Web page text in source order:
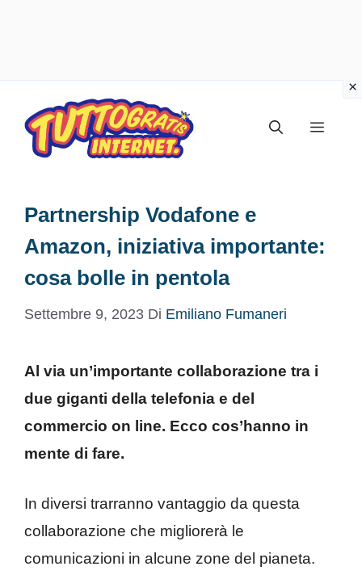
contenuto
Menu
Partnership Vodafone e
Amazon, iniziativa importante:
cosa bolle in pentola
Settembre 9, 2023 Di Emiliano Fumaneri
Al via un’importante collaborazione tra i
due giganti della telefonia e del
commercio on line. Ecco cos’hanno in
mente di fare.
In diversi trarranno vantaggio da questa
collaborazione che migliorerà le
comunicazioni in alcune zone del pianeta.